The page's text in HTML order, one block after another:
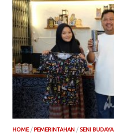
HOME / PEMERINTAHAN / SENI BUDAYA